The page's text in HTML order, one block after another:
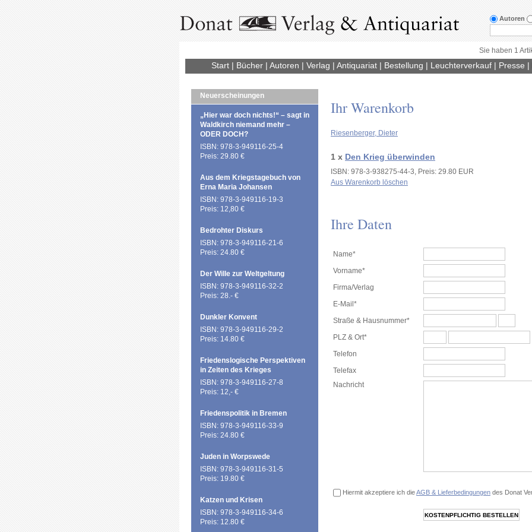
Autoren
Sie haben 1
Start| Bücher| Autoren | Verlag | Antiquariat| Bestellung | Leuchterverkauf| Presse |
Neuerscheinungen
„Hier war doch nichts!“ – sagt in
Waldkirch niemand mehr –
ODER DOCH?
ISBN: 978-3-949116-25-4
Preis: 29.80 €
Aus dem Kriegstagebuch von
Erna Maria Johansen
ISBN: 978-3-949116-19-3
Preis: 12,80 €
Bedrohter Diskurs
ISBN: 978-3-949116-21-6
Preis: 24.80 €
Der Wille zur Weltgeltung
ISBN: 978-3-949116-32-2
Preis: 28.- €
Dunkler Konvent
ISBN: 978-3-949116-29-2
Preis: 14.80 €
Friedenslogische Perspektiven
in Zeiten des Krieges
ISBN: 978-3-949116-27-8
Preis: 12,- €
Friedenspolitik in Bremen
ISBN: 978-3-949116-33-9
Preis: 24.80 €
Juden in Worpswede
ISBN: 978-3-949116-31-5
Preis: 19.80 €
Katzen und Krisen
ISBN: 978-3-949116-34-6
Preis: 12.80 €
Ihr Warenkorb
Riesenberger, Dieter
1 x Den Krieg überwinden
ISBN: 978-3-938275-44-3, Preis: 29.80 EUR
Aus Warenkorb löschen
Ihre Daten
Name*
Vorname*
Firma/Verlag
E-Mail*
Straße & Hausnummer*
PLZ & Ort*
Telefon
Telefax
Nachricht
Hiermit akzeptiere ich dieAGB & Lieferbedingungen des Donat